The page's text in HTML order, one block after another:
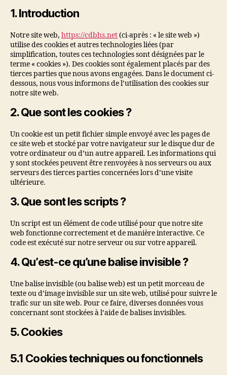
1. Introduction
Notre site web, https://cdbhs.net(ci-après : « le site web »)
utilise des cookies et autres technologies liées (par
simplification, toutes ces technologies sont désignées par le
terme « cookies »). Des cookies sont également placés par des
tierces parties que nous avons engagées. Dans le document ci-
dessous, nous vous informons de l’utilisation des cookies sur
notre site web.
2. Que sont les cookies ?
Un cookie est un petit fichier simple envoyé avec les pages de
ce site web et stocké par votre navigateur sur le disque dur de
votre ordinateur ou d’un autre appareil. Les informations qui
y sont stockées peuvent être renvoyées à nos serveurs ou aux
serveurs des tierces parties concernées lors d’une visite
ultérieure.
3. Que sont les scripts ?
Un script est un élément de code utilisé pour que notre site
web fonctionne correctement et de manière interactive. Ce
code est exécuté sur notre serveur ou sur votre appareil.
4. Qu’est-ce qu’une balise invisible ?
Une balise invisible (ou balise web) est un petit morceau de
texte ou d’image invisible sur un site web, utilisé pour suivre le
trafic sur un site web. Pour ce faire, diverses données vous
concernant sont stockées à l’aide de balises invisibles.
5. Cookies
5.1 Cookies techniques ou fonctionnels